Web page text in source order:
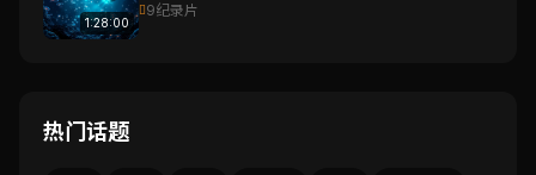
1:28:00
9纪录片
热门话题